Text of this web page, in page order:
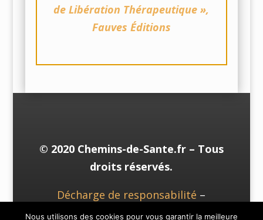
de Libération Thérapeutique »,
Fauves Éditions
© 2020 Chemins-de-Sante.fr – Tous
droits réservés.
Décharge de responsabilité –
Mentions Légales& CGV –Vie Privée
Nous utilisons des cookies pour vous garantir la meilleure